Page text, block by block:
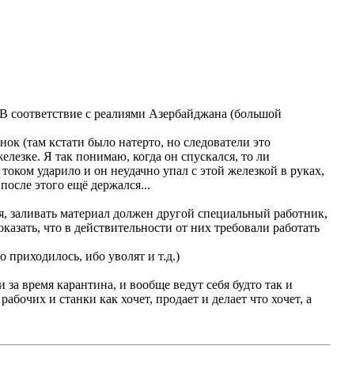
соответствие с реалиями Азербайджана (большой
(там кстати было натерто, но следователи это
Я так понимаю, когда он спускался, то ли
ударило и он неудачно упал с этой железкой в руках,
этого ещё держался...
заливать материал должен другой специальный работник,
что в действительности от них требовали работать
приходилось, ибо уволят и т.д.)
время карантина, и вообще ведут себя будто так и
и станки как хочет, продает и делает что хочет, а